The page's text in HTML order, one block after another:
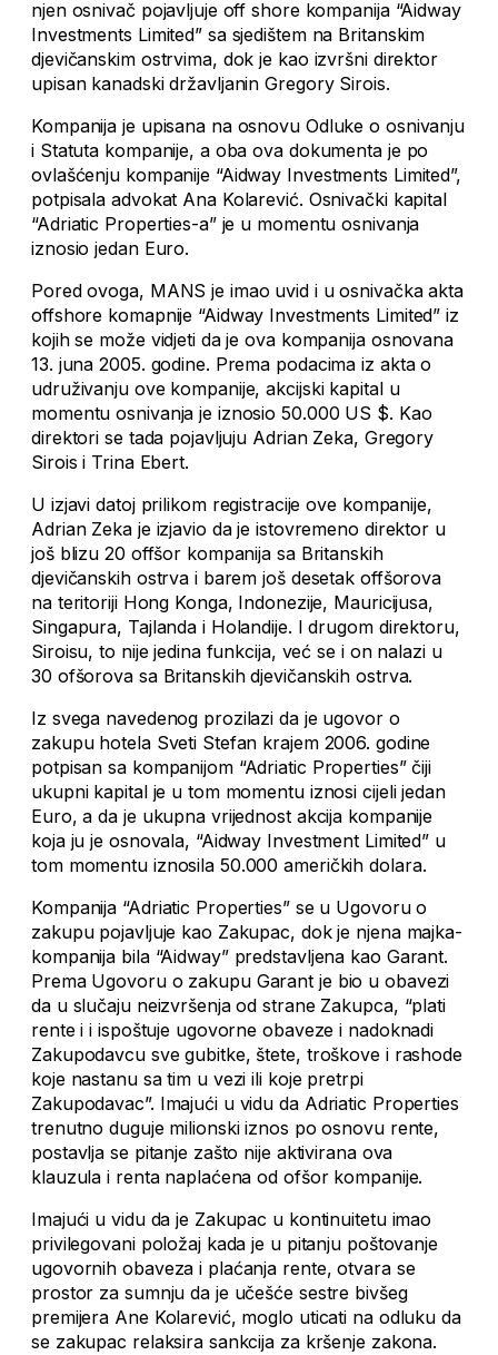
njen osnivač pojavljuje off shore kompanija “Aidway
Investments Limited” sa sjedištem na Britanskim
djevičanskim ostrvima, dok je kao izvršni direktor
upisan kanadski državljanin Gregory Sirois.
Kompanija je upisana na osnovu Odluke o osnivanju
i Statuta kompanije, a oba ova dokumenta je po
ovlašćenju kompanije “Aidway Investments Limited”,
potpisala advokat Ana Kolarević. Osnivački kapital
“Adriatic Properties-a” je u momentu osnivanja
iznosio jedan Euro.
Pored ovoga, MANS je imao uvid i u osnivačka akta
offshore komapnije “Aidway Investments Limited” iz
kojih se može vidjeti da je ova kompanija osnovana
13. juna 2005. godine. Prema podacima iz akta o
udruživanju ove kompanije, akcijski kapital u
momentu osnivanja je iznosio 50.000 US $. Kao
direktori se tada pojavljuju Adrian Zeka, Gregory
Sirois i Trina Ebert.
U izjavi datoj prilikom registracije ove kompanije,
Adrian Zeka je izjavio da je istovremeno direktor u
još blizu 20 offšor kompanija sa Britanskih
djevičanskih ostrva i barem još desetak offšorova
na teritoriji Hong Konga, Indonezije, Mauricijusa,
Singapura, Tajlanda i Holandije. I drugom direktoru,
Siroisu, to nije jedina funkcija, već se i on nalazi u
30 ofšorova sa Britanskih djevičanskih ostrva.
Iz svega navedenog prozilazi da je ugovor o
zakupu hotela Sveti Stefan krajem 2006. godine
potpisan sa kompanijom “Adriatic Properties” čiji
ukupni kapital je u tom momentu iznosi cijeli jedan
Euro, a da je ukupna vrijednost akcija kompanije
koja ju je osnovala, “Aidway Investment Limited” u
tom momentu iznosila 50.000 američkih dolara.
Kompanija “Adriatic Properties” se u Ugovoru o
zakupu pojavljuje kao Zakupac, dok je njena majka-
kompanija bila “Aidway” predstavljena kao Garant.
Prema Ugovoru o zakupu Garant je bio u obavezi
da u slučaju neizvršenja od strane Zakupca, “plati
rente i i ispoštuje ugovorne obaveze i nadoknadi
Zakupodavcu sve gubitke, štete, troškove i rashode
koje nastanu sa tim u vezi ili koje pretrpi
Zakupodavac”. Imajući u vidu da Adriatic Properties
trenutno duguje milionski iznos po osnovu rente,
postavlja se pitanje zašto nije aktivirana ova
klauzula i renta naplaćena od ofšor kompanije.
Imajući u vidu da je Zakupac u kontinuitetu imao
privilegovani položaj kada je u pitanju poštovanje
ugovornih obaveza i plaćanja rente, otvara se
prostor za sumnju da je učešće sestre bivšeg
premijera Ane Kolarević, moglo uticati na odluku da
se zakupac relaksira sankcija za kršenje zakona.